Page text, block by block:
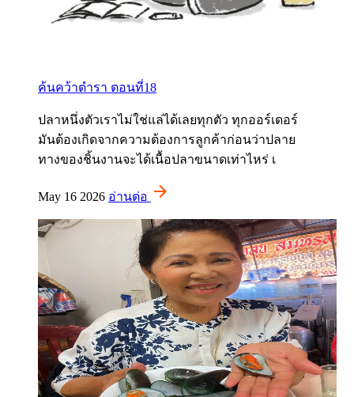
ค้นคว้าตำรา ตอนที่18
ปลาหนึ่งตัวเราไม่ใช่แล่ได้เลยทุกตัว ทุกออร์เดอร์
มันต้องเกิดจากความต้องการลูกค้าก่อนว่าปลาย
ทางของชิ้นงานจะได้เนื้อปลาขนาดเท่าไหร่ เ
May 16 2026 อ่านต่อ